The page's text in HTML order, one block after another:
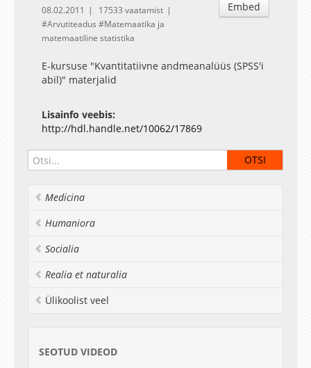
Embed
08.02.2011
17533 vaatamist
Arvutiteadus
Matemaatika ja
matemaatiline statistika
E-kursuse "Kvantitatiivne andmeanalüüs (SPSS'i
abil)" materjalid
Lisainfo veebis:
http://hdl.handle.net/10062/17869
Medicina
Humaniora
Socialia
Realia et naturalia
Ülikoolist veel
SEOTUD VIDEOD